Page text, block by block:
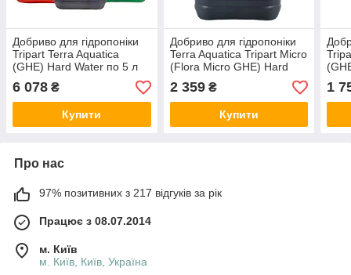
Добриво для гідропоніки
Tripart Terra Aquatica
(GHE) Hard Water по 5 л
6 078 ₴
Купити
Добриво для гідропоніки
Terra Aquatica Tripart Micro
(Flora Micro GHE) Hard
2 359₴
Купити
1
Про нас
97% позитивних з 217 відгуків за рік
Працює з 08.07.2014
м. Київ
м. Київ, Київ, Україна